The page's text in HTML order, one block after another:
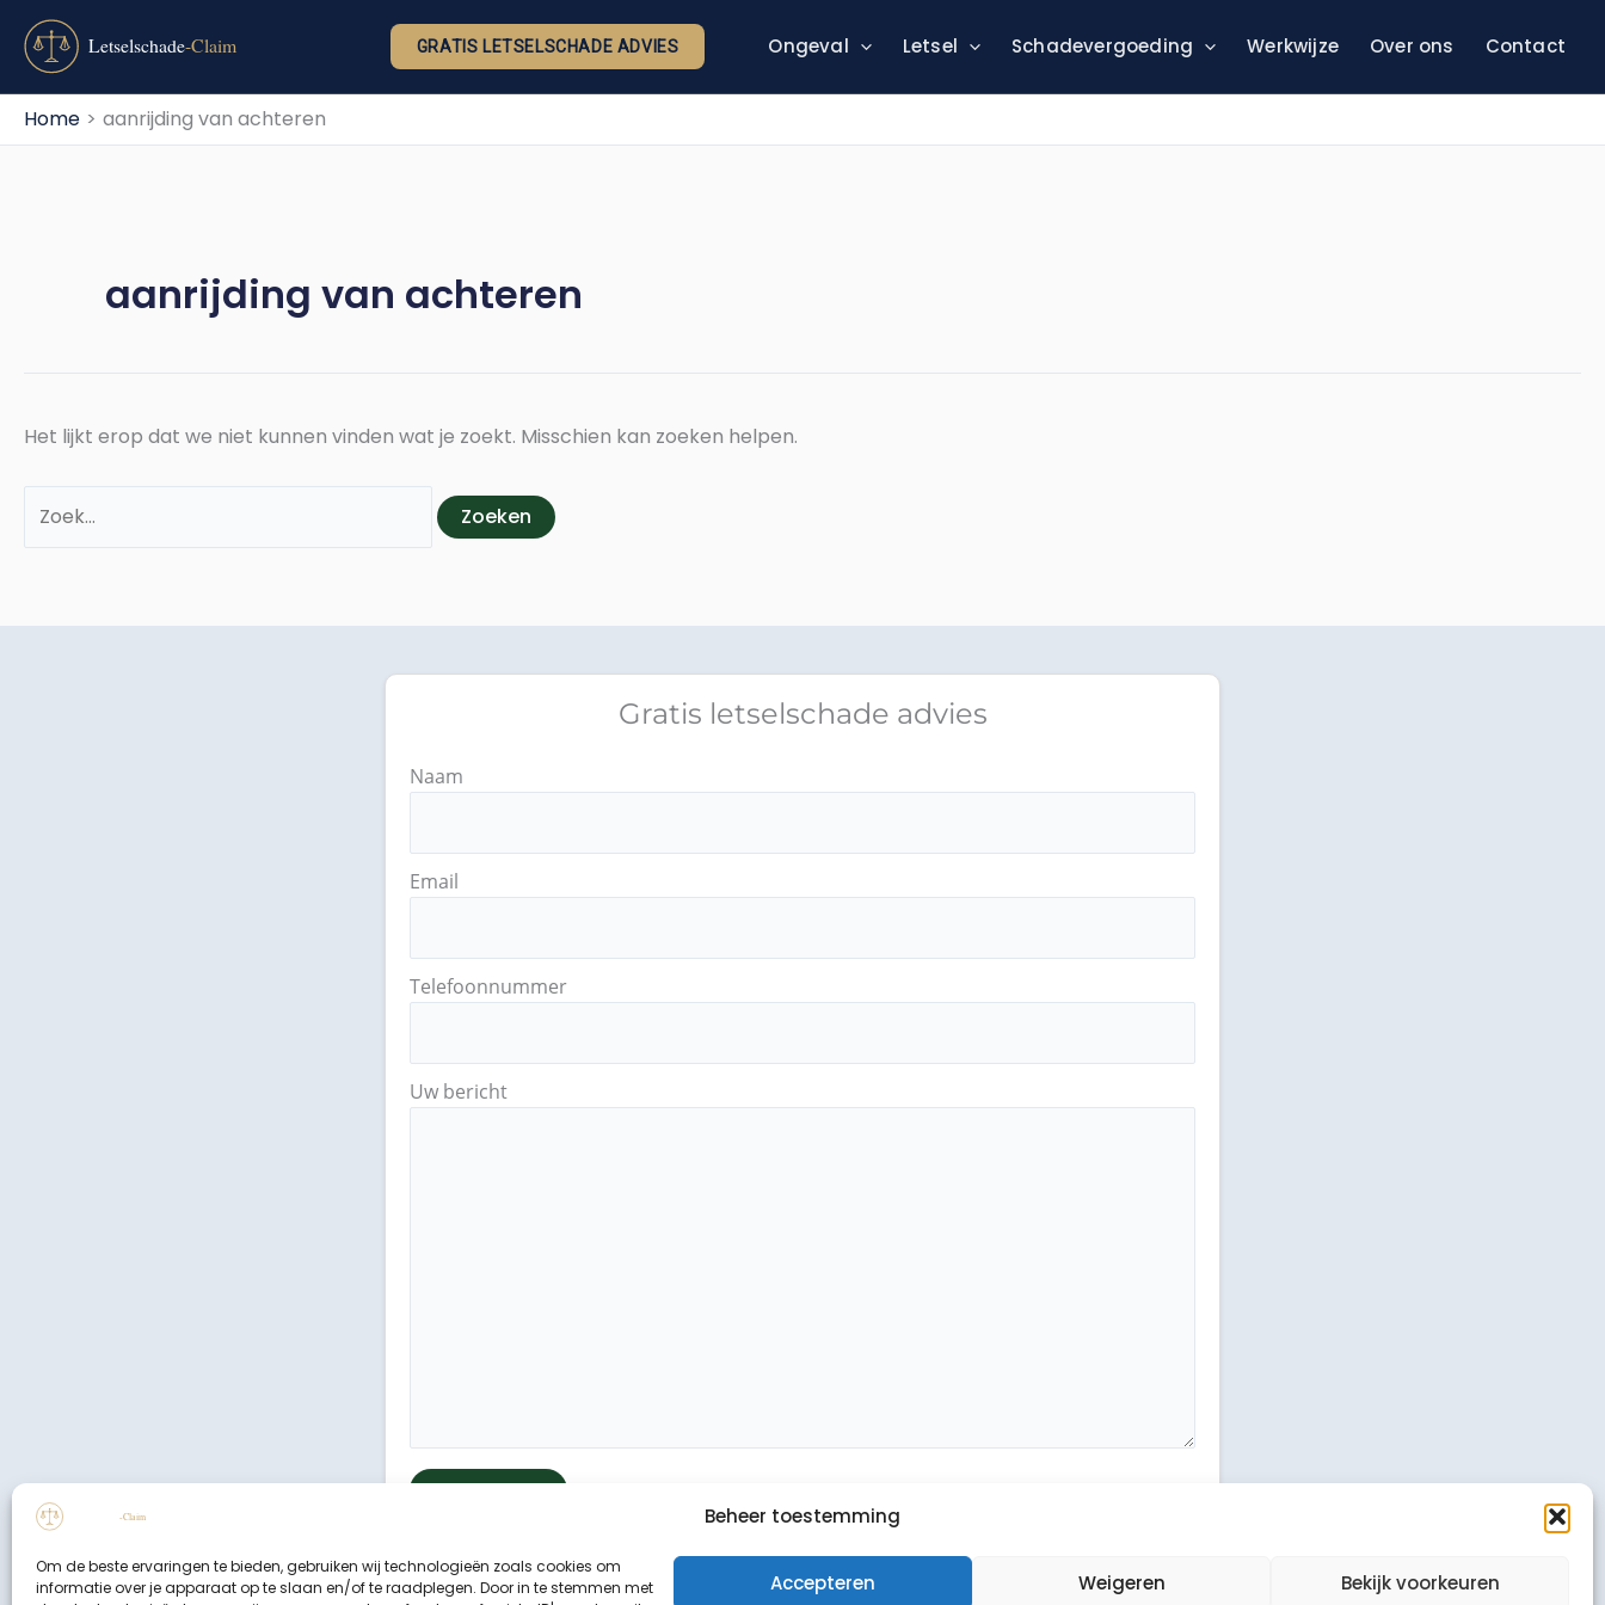
Beheer toestemming
Om de beste ervaringen te bieden, gebruiken wij technologieën zoals cookies om
informatie over je apparaat op te slaan en/of te raadplegen. Door in te stemmen met
Accepteren Weigeren Bekijk voorkeuren
naar
inhoud
GRATIS LETSELSCHADE ADVIES Ongeval Letsel Schadevergoeding Werkwijze Over ons Contact
Home aanrijding van achteren
aanrijding van achteren
Het lijkt erop dat we niet kunnen vinden wat je zoekt. Misschien kan zoeken helpen.
Zoek
naar:
Gratis letselschade advies
Naam
Email
Telefoonnummer
Uw bericht
Binnen 24 uur wordt er contact met u opgenomen.
Uw gegevens worden strikt vertrouwelijk behandeld.